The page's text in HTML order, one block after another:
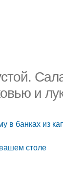
и
в банках из
столе